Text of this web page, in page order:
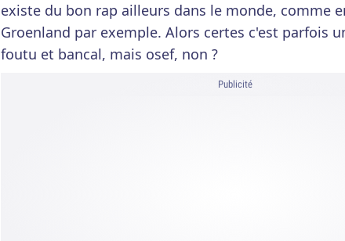
existe du bon rap ailleurs dans le monde, comme
Groenland par exemple. Alors certes c'est parfois
foutu et bancal, mais osef, non ?
Publicité